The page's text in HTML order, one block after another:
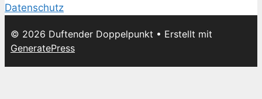
Datenschutz
© 2026 Duftender Doppelpunkt • Erstellt mit
GeneratePress